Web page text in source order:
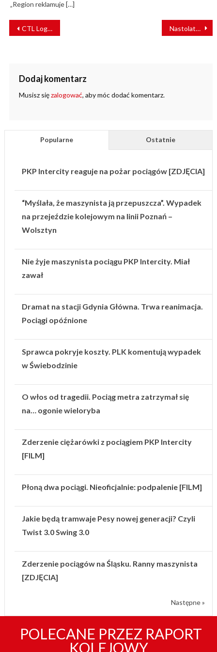
„Region reklamuje […]
NAWIGACJA
WPISU
CTL Logistics straci certyfikat bezpieczeństwa? Spółka wydała oświadczenie Nastolatkowie chcieli wykoleić pociągi? Funkcjonariusze SOK zdążyli na czas
Dodaj komentarz
Musisz sięzalogować, aby móc dodać komentarz.
Popularne Ostatnie
PKP Intercity reaguje na pożar pociągów [ZDJĘCIA]
“Myślała, że maszynista ją przepuszcza”. Wypadek
na przejeździe kolejowym na linii Poznań –
Wolsztyn
Nie żyje maszynista pociągu PKP Intercity. Miał
zawał
Dramat na stacji Gdynia Główna. Trwa reanimacja.
Pociągi opóźnione
Sprawca pokryje koszty. PLK komentują wypadek
w Świebodzinie
O włos od tragedii. Pociąg metra zatrzymał się
na… ogonie wieloryba
Zderzenie ciężarówki z pociągiem PKP Intercity
[FILM]
Płoną dwa pociągi. Nieoficjalnie: podpalenie [FILM]
Jakie będą tramwaje Pesy nowej generacji? Czyli
Twist 3.0 Swing 3.0
Zderzenie pociągów na Śląsku. Ranny maszynista
[ZDJĘCIA]
Następne »
POLECANE PRZEZ RAPORT
KOLEJOWY